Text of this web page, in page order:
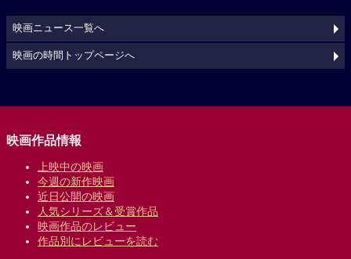
映画ニュース一覧へ
映画の時間トップページへ
映画作品情報
上映中の映画
今週の新作映画
近日公開の映画
人気シリーズ＆受賞作品
映画作品のレビュー
作品別にレビューを読む